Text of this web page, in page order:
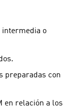
intermedia o
preparadas con
en relación a los